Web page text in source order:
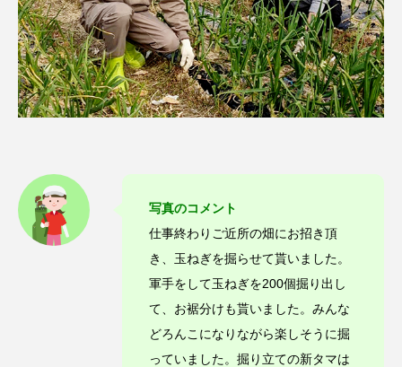
写真のコメント
仕事終わりご近所の畑にお招き頂
き、玉ねぎを掘らせて貰いました。
軍手をして玉ねぎを200個掘り出し
て、お裾分けも貰いました。みんな
どろんこになりながら楽しそうに掘
っていました。掘り立ての新タマは